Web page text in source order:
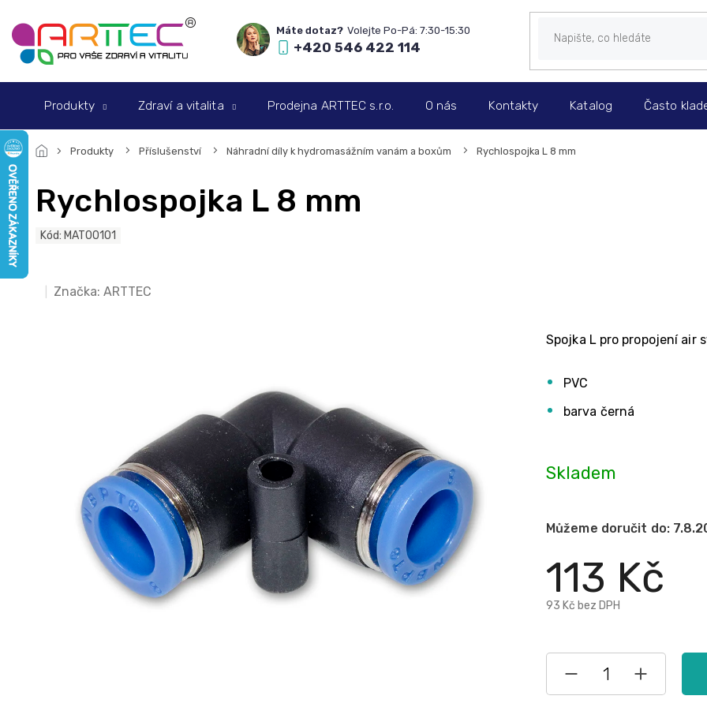
na
obsah
+420 546 422 114
Produkty Zdraví a vitalita Prodejna ARTTEC s.r.o. O nás Kontakty Katalog Často
Produkty Příslušenství Náhradní díly k hydromasážním vanám a boxům Rychlospojka L 8 mm
Rychlospojka L 8 mm
Kód: MAT00101
Značka: ARTTEC
113 Kč
93 Kč bez DPH
Skladem
Můžeme doručit do:
Spojka L pro propojení air
PVC
barva černá